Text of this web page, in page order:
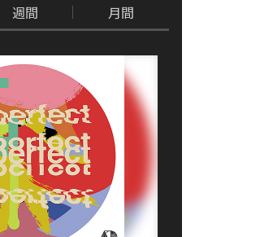
週間 月間